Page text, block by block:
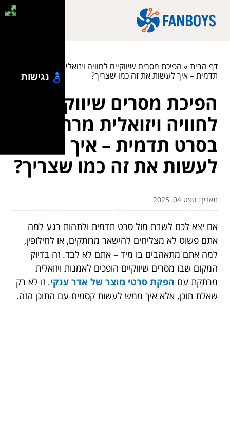
דף הבית» הפיכת מסרים שיווקיים לחוויה ויזואלית מרתקת בסרט
תדמית – איך לעשות את זה כמו שצריך?
הפיכת מסרים שיווקיים
לחוויה ויזואלית מרתקת
בסרט תדמית – איך
לעשות את זה כמו שצריך?
תאריך: ספט 04, 2025
אם יצא לכם לשבת מול סרט תדמית ולתהות רגע למה
אתם פשוט לא מצליחים להישאר מרותקים, או לחילופין,
למה אתם מתאהבים בו מיד – אתם לא לבד. זה בדיוק
המקום שבו מסרים שיווקיים הופכים לאמנות ויזואלית
מרתקת עם הפקת סרטי מוצר של אדר ענקי. זו לא רק
שאלת תוכן, אלא איך ממש לעשות קסמים עם התוכן הזה.
נגישות